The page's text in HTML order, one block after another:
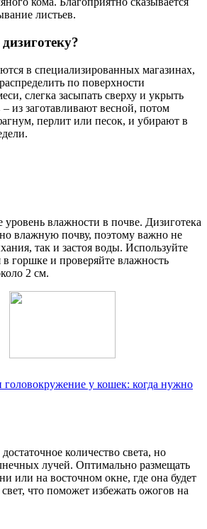
листьев.
в специализированных магазинах,
по поверхности
слегка засыпать сверху и укрыть
из заготавливают весной, потом
перлит или песок, и убирают в
уровень влажности в почве. Дизиготека
влажную почву, поэтому важно не
так и застоя воды. Используйте
горшке и проверяйте влажность
2 см.
головокружение у кошек: когда нужно
количество света, но
лучей. Оптимально размещать
или на восточном окне, где она будет
что поможет избежать ожогов на